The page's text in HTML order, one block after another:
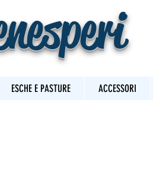
ESCHE E PASTURE ACCESSORI